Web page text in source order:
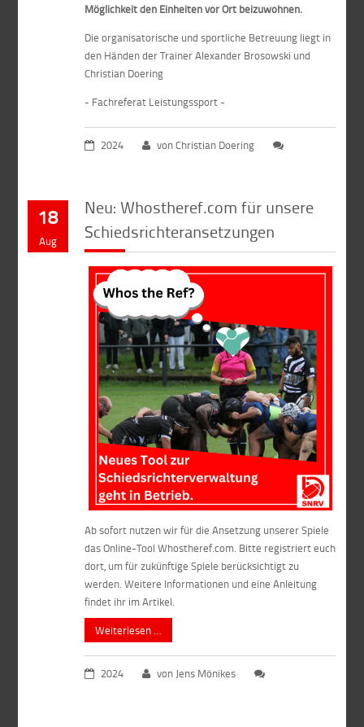
Möglichkeit den Einheiten vor Ort beizuwohnen.
Die organisatorische und sportliche Betreuung liegt in
den Händen der Trainer Alexander Brosowski und
Christian Doering
- Fachreferat Leistungssport -
2024 von Christian Doering
18
Aug
Neu: Whostheref.com für unsere
Schiedsrichteransetzungen
Ab sofort nutzen wir für die Ansetzung unserer Spiele
das Online-Tool Whostheref.com. Bitte registriert euch
dort, um für zukünftige Spiele berücksichtigt zu
werden. Weitere Informationen und eine Anleitung
findet ihr im Artikel.
Weiterlesen …
2024 von Jens Mönikes